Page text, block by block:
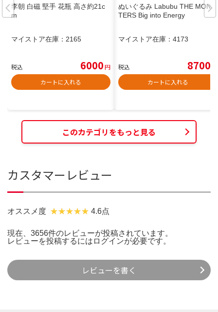
李朝 白磁 堅手 花瓶 高さ約21c
m
マイストア在庫： 2165
税込 6000円
カートに入れる
ぬいぐるみ Labubu THE MONS
TERS Big into Energy
マイストア在庫： 4173
税込 8700
カートに入れる
このカテゴリをもっと見る
カスタマーレビュー
オススメ度 4.6点
現在、3656件のレビューが投稿されています。
レビューを投稿するには ログインが必要です。
レビューを書く